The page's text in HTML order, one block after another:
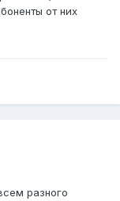
от них
разного